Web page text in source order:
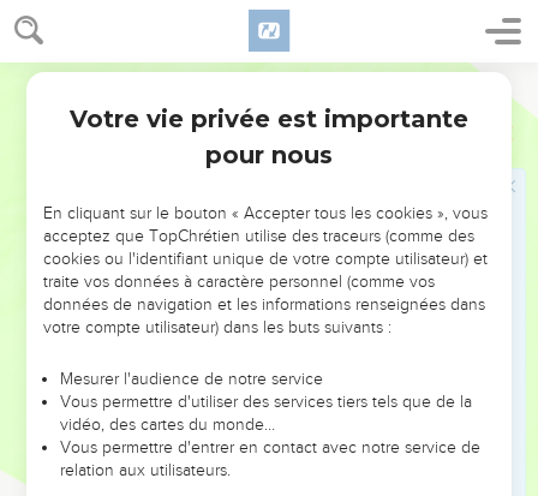
Ezéchiel 41
Et on y avait fait des chérubins et des palmiers, un palmier
entre deux chérubins ; et le chérubin avait deux faces :
une face d'homme vers le palmier, d'un côté, et une face
ainsi sur toute la maison, tout autour.
Depuis le sol jusqu'au-dessus de l'entrée, on avait fait des
Les poteaux de la porte du temple étaient carrés, ainsi que
ceux du devant du lieu saint : ils avaient le même aspect.
L'autel de bois était haut de trois coudées, et sa longueur
était de deux coudées ; et il avait ses angles ; et sa longueur
est devant l'Éternel.
Et le temple et le lieu saint avaient deux portes.
Et aux portes il y avait deux battants, deux battants
tournants : deux à une porte, et deux battants à l'autre porte.
Votre vie privée est importante
pour nous
En cliquant sur le bouton « Accepter tous les cookies », vous
acceptez que TopChrétien utilise des traceurs (comme des
cookies ou l'identifiant unique de votre compte utilisateur) et
traite vos données à caractère personnel (comme vos
données de navigation et les informations renseignées dans
votre compte utilisateur) dans les buts suivants :
Mesurer l'audience de notre service
Vous permettre d'utiliser des services tiers tels que de la
vidéo, des cartes du monde…
Vous permettre d'entrer en contact avec notre service de
relation aux utilisateurs.